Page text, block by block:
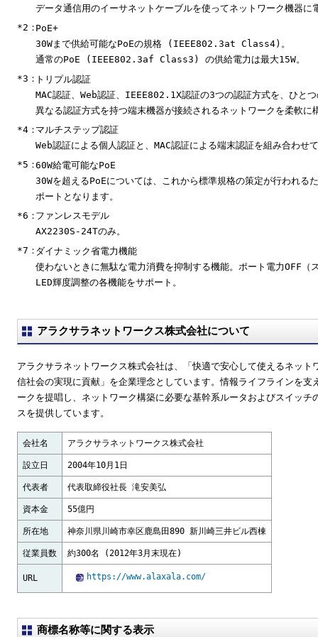
データ通信用のイーサネットケーブルを使ってネットワーク機器に
*2：PoE+
30Wまで供給可能なPoEの規格 (IEEE802.3at Class4)。
通常のPoE (IEEE802.3af Class3) の供給電力は最大15W。
*3： トリプル認証
MAC認証、Web認証、IEEE802.1X認証の3つの認証方式を、ひと
異なる認証方式を持つ端末機器が接続されるネットワークを柔軟に
*4：マルチステップ認証
Web認証による個人認証と、MAC認証による端末認証を組み合わせ
*5：60W給電可能なPoE
30Wを超えるPoEについては、これから標準規格の策定が行われる
ポートとなります。
*6：ファンレスモデル
AX2230S-24Tのみ。
*7：ダイナミック省電力機能
使わないときに無駄な電力消費を抑制する機能。ポート電力OFF（
LED輝度調整の各機能をサポート。
アラクサラネットワークス株式会社について
アラクサラネットワークス株式会社は、「快適で安心して使えるネッ
信社会の実現に貢献」を企業理念としています。情報ライフラインを
ークを提唱し、ネットワーク構築に必要な基幹系ルータおよびスイッ
スを提供しています。
会社名 アラクサラネットワークス株式会社
設立日 2004年10月1日
代表者 代表取締役社長 滝安美弘
資本金 55億円
所在地 神奈川県川崎市幸区鹿島田890 新川崎三井ビル西棟
従業員数 約300名 (2012年3月末現在)
URL https://www.alaxala.com/
商標名称等に関する表示